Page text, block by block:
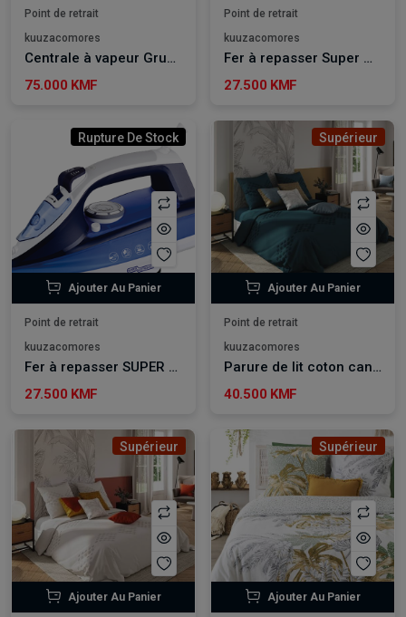
Point de retrait
kuuzacomores
Centrale à vapeur Grundig
75.000 KMF
Point de retrait
kuuzacomores
Fer à repasser Super General 55SC
27.500 KMF
Rupture De Stock
Ajouter Au Panier
Point de retrait
kuuzacomores
Fer à repasser SUPER GENERAL SGI 65SST
27.500 KMF
Supérieur
Ajouter Au Panier
Point de retrait
kuuzacomores
Parure de lit coton canard 240*220 cm
40.500 KMF
Supérieur
Ajouter Au Panier
Supérieur
Ajouter Au Panier